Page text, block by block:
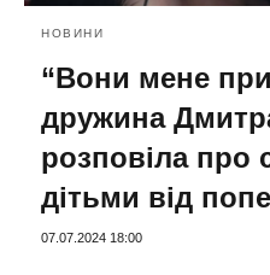
НОВИНИ
“Вони мене
дружина
розповіла про
дітьми від
07.07.2024 18:00